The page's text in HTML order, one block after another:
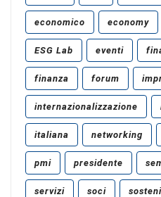
economico economy
ESG Lab eventi
finanza forum
internazionalizzazione
italiana networking
pmi presidente
servizi soci